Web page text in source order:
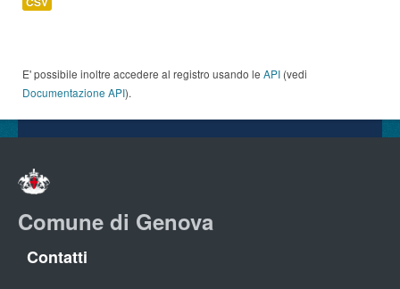
E' possibile inoltre accedere al registro usando le API (vedi
Documentazione API).
Comune di Genova
Contatti